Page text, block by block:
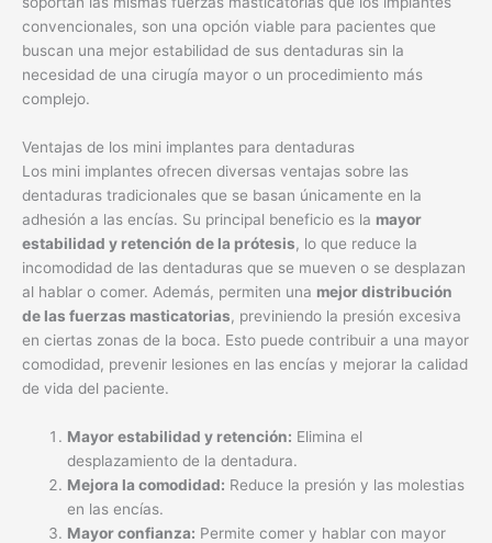
convencionales, son una opción viable para pacientes que
buscan una mejor estabilidad de sus dentaduras sin la
necesidad de una cirugía mayor o un procedimiento más
complejo.
Ventajas de los mini implantes para dentaduras
Los mini implantes ofrecen diversas ventajas sobre las
dentaduras tradicionales que se basan únicamente en la
adhesión a las encías. Su principal beneficio es la mayor
estabilidad y retención de la prótesis, lo que reduce la
incomodidad de las dentaduras que se mueven o se desplazan
al hablar o comer. Además, permiten una mejor distribución
de las fuerzas masticatorias, previniendo la presión excesiva
en ciertas zonas de la boca. Esto puede contribuir a una mayor
comodidad, prevenir lesiones en las encías y mejorar la calidad
de vida del paciente.
Mayor estabilidad y retención: Elimina el
desplazamiento de la dentadura.
Mejora la comodidad: Reduce la presión y las molestias
en las encías.
Mayor confianza: Permite comer y hablar con mayor